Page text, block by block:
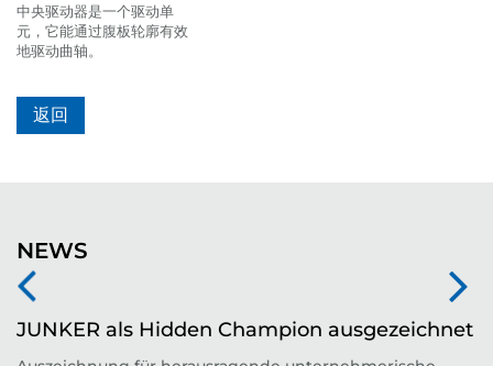
中央驱动器是一个驱动单
元，它能通过腹板轮廓有效
地驱动曲轴。
返回
NEWS
JUNKER als Hidden Champion ausgezeichnet